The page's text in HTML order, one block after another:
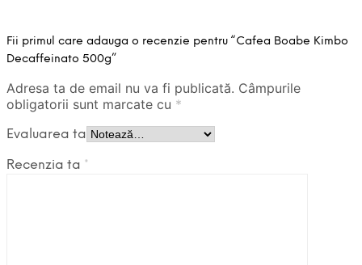
Fii primul care adauga o recenzie pentru “Cafea Boabe Kimbo
Decaffeinato 500g”
Adresa ta de email nu va fi publicată. Câmpurile
obligatorii sunt marcate cu *
Evaluarea ta
Recenzia ta *